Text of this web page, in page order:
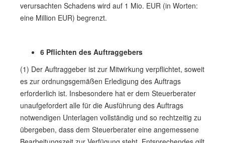
verursachten Schadens wird auf 1 Mio. EUR (in Worten:
eine Million EUR) begrenzt.
6 Pflichten des Auftraggebers
(1) Der Auftraggeber ist zur Mitwirkung verpflichtet, soweit
es zur ordnungsgemäßen Erledigung des Auftrags
erforderlich ist. Insbesondere hat er dem Steuerberater
unaufgefordert alle für die Ausführung des Auftrags
notwendigen Unterlagen vollständig und so rechtzeitig zu
übergeben, dass dem Steuerberater eine angemessene